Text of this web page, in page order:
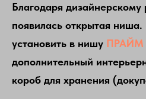
Благодаря
появилась открытая
установить в нишу ПРАЙМ
дополнительный
короб для хранения